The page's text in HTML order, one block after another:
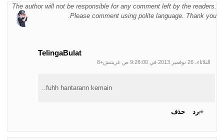
The author will not be responsible for any comment left by the readers.
Please comment using polite language. Thank you.
TelingaBulat
الثلاثاء، 26 نوفمبر 2013 في 9:28:00 ص غرينتش+8
fuhh hantarann kemain..
رد حذف